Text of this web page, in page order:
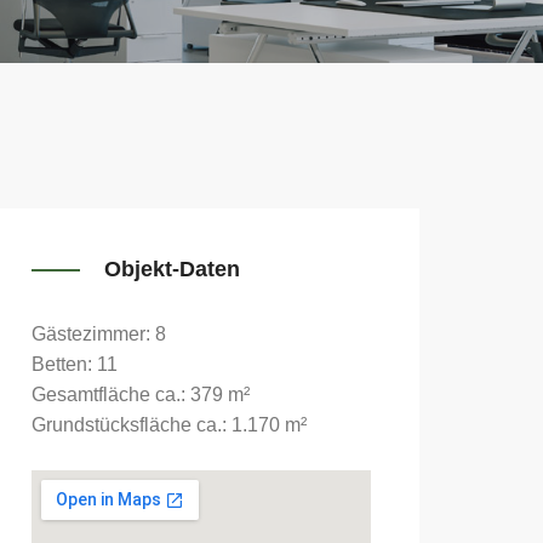
Objekt-Daten
Gästezimmer: 8
Betten: 11
Gesamtfläche ca.: 379 m²
Grundstücksfläche ca.: 1.170 m²